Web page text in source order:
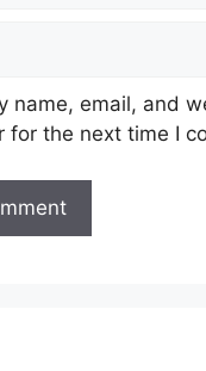
name, email, and
for the next time I